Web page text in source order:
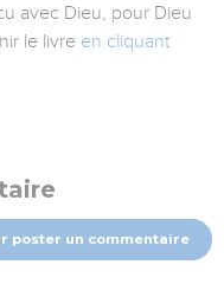
avec Dieu, pour Dieu
le livre en cliquant
poster un commentaire